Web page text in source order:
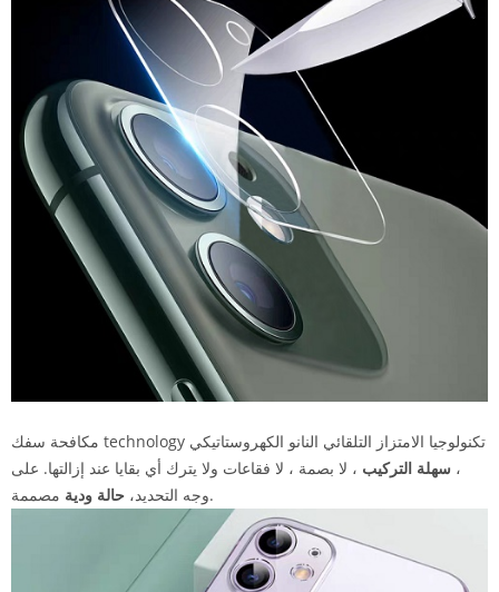
مكافحة سفك technology تكنولوجيا الامتزاز التلقائي النانو الكهروستاتيكي
، سهلة التركيب ، لا بصمة ، لا فقاعات ولا يترك أي بقايا عند إزالتها. على
وجه التحديد، حالة ودية مصممة.